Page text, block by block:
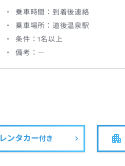
乗車時間：到着後連絡
乗車場所：道後温泉駅
条件：1名以上
備考：―
レンタカー付き